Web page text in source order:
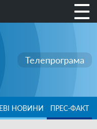
Телепрограма
НОВИНИ ПРЕС-ФАКТ